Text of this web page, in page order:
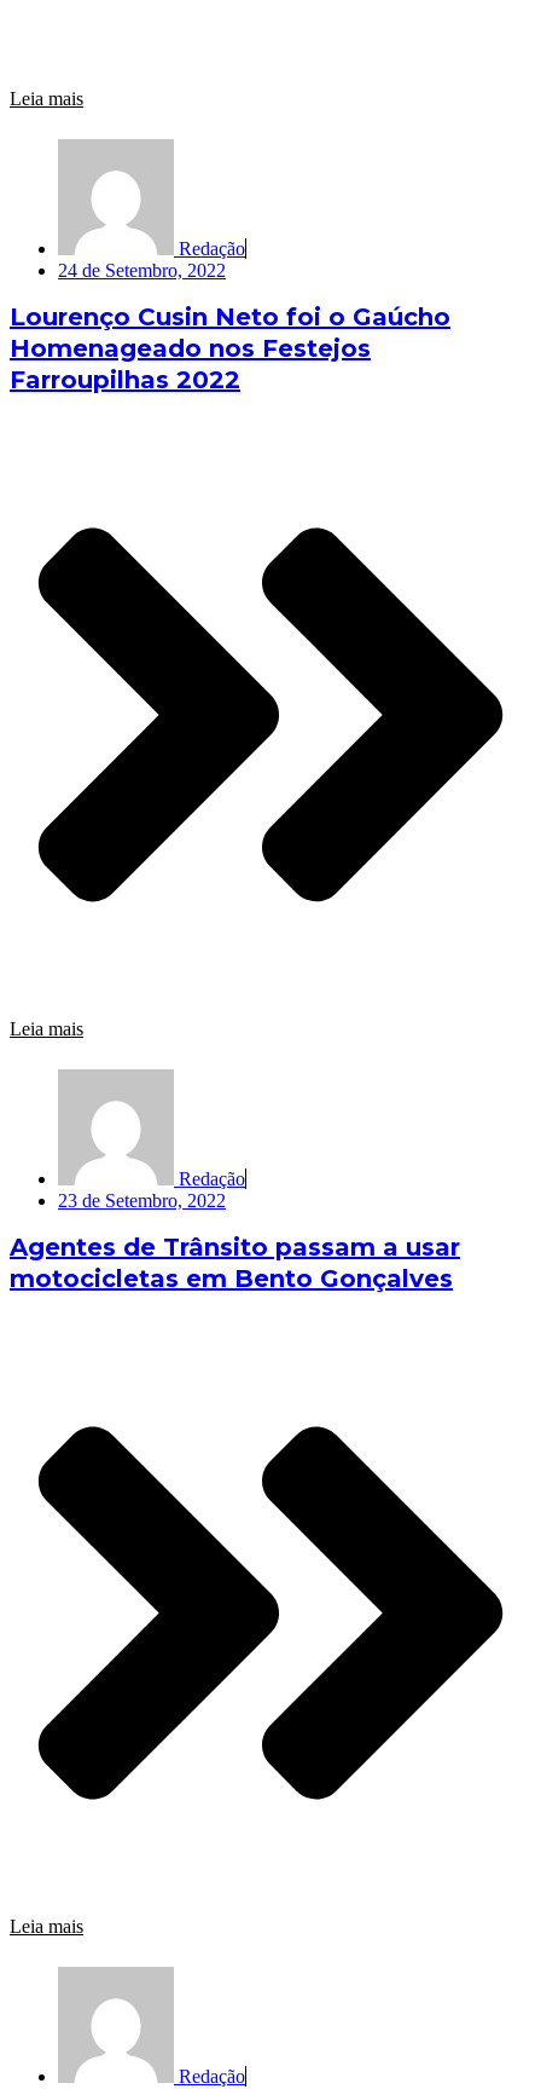
Leia mais
Redação
24 de Setembro, 2022
Lourenço Cusin Neto foi o Gaúcho
Homenageado nos Festejos
Farroupilhas 2022
Leia mais
Redação
23 de Setembro, 2022
Agentes de Trânsito passam a usar
motocicletas em Bento Gonçalves
Leia mais
Redação